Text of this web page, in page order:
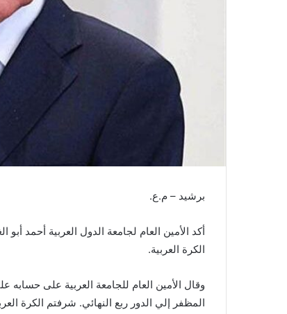
برشيد – م.ع.
الكرة العربية.
وقال الأمين العام للجامعة العربية على حسابه
المظفر إلي الدور ربع النهائي. شرفتم الكرة